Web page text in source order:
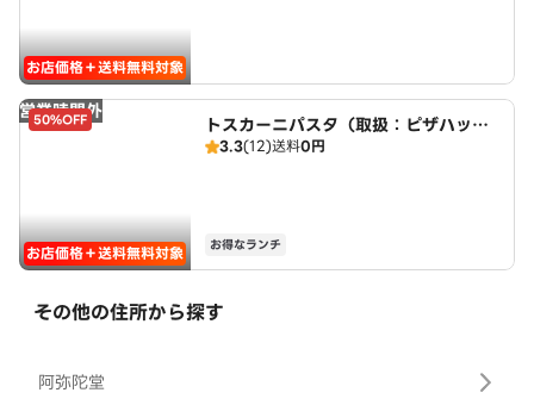
お店価格＋送料無料対象
営業時間外
50%OFF
お店価格＋送料無料対象
トスカーニパスタ（取扱：ピザハット
三好店）
3.3(12)送料0円
お得なランチ
その他の住所から探す
阿弥陀堂